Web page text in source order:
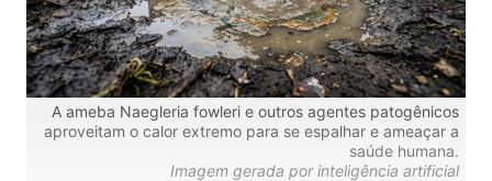
A ameba Naegleria fowleri e outros agentes patogênicos
aproveitam o calor extremo para se espalhar e ameaçar a
saúde humana.
Imagem gerada por inteligência artificial